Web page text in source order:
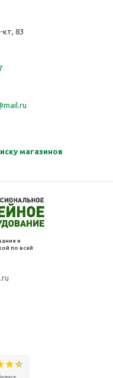
83
магазинов
и
по всей